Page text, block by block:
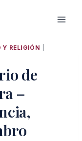
RELIGIÓN
de
–